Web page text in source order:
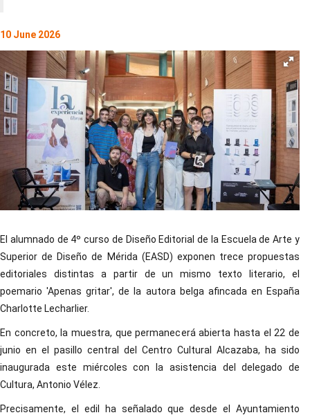
10 June 2026
El alumnado de 4º curso de Diseño Editorial de la Escuela de Arte y
Superior de Diseño de Mérida (EASD) exponen trece propuestas
editoriales distintas a partir de un mismo texto literario, el
poemario 'Apenas gritar', de la autora belga afincada en España
Charlotte Lecharlier.
En concreto, la muestra, que permanecerá abierta hasta el 22 de
junio en el pasillo central del Centro Cultural Alcazaba, ha sido
inaugurada este miércoles con la asistencia del delegado de
Cultura, Antonio Vélez.
Precisamente, el edil ha señalado que desde el Ayuntamiento